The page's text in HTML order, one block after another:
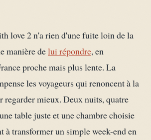
love 2 n'a rien d'une fuite loin de la
manière delui répondre, en
proche mais plus lente. La
les voyageurs qui renoncent à la
regarder mieux. Deux nuits, quatre
table juste et une chambre choisie
à transformer un simple week-end en